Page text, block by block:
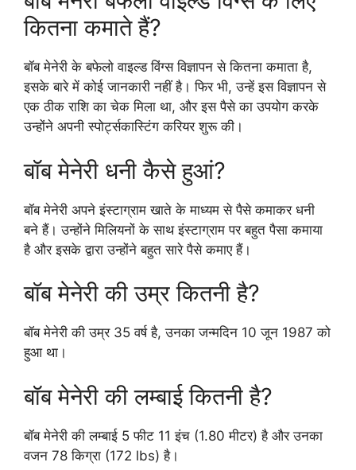
कितना कमाते हैं?
बॉब मेनेरी के बफेलो वाइल्ड विंग्स विज्ञापन से कितना कमाता है,
इसके बारे में कोई जानकारी नहीं है। फिर भी, उन्हें इस विज्ञापन से
एक ठीक राशि का चेक मिला था, और इस पैसे का उपयोग करके
उन्होंने अपनी स्पोर्ट्सकास्टिंग करियर शुरू की।
बॉब मेनेरी धनी कैसे हुआं?
बॉब मेनेरी अपने इंस्टाग्राम खाते के माध्यम से पैसे कमाकर धनी
बने हैं। उन्होंने मिलियनों के साथ इंस्टाग्राम पर बहुत पैसा कमाया
है और इसके द्वारा उन्होंने बहुत सारे पैसे कमाए हैं।
बॉब मेनेरी की उम्र कितनी है?
बॉब मेनेरी की उम्र 35 वर्ष है, उनका जन्मदिन 10 जून 1987 को
हुआ था।
बॉब मेनेरी की लम्बाई कितनी है?
बॉब मेनेरी की लम्बाई 5 फीट 11 इंच (1.80 मीटर) है और उनका
वजन 78 किग्रा (172 lbs) है।